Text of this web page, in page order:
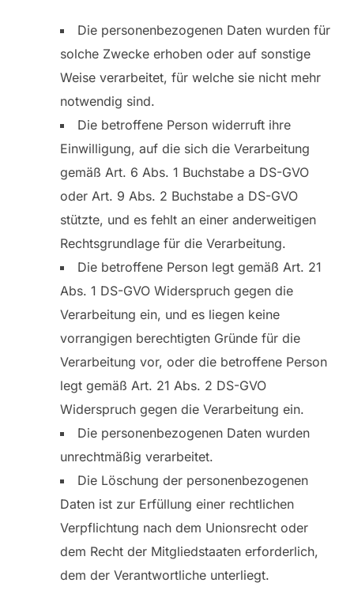
Die personenbezogenen Daten wurden für
solche Zwecke erhoben oder auf sonstige
Weise verarbeitet, für welche sie nicht mehr
notwendig sind.
Die betroffene Person widerruft ihre
Einwilligung, auf die sich die Verarbeitung
gemäß Art. 6 Abs. 1 Buchstabe a DS-GVO
oder Art. 9 Abs. 2 Buchstabe a DS-GVO
stützte, und es fehlt an einer anderweitigen
Rechtsgrundlage für die Verarbeitung.
Die betroffene Person legt gemäß Art. 21
Abs. 1 DS-GVO Widerspruch gegen die
Verarbeitung ein, und es liegen keine
vorrangigen berechtigten Gründe für die
Verarbeitung vor, oder die betroffene Person
legt gemäß Art. 21 Abs. 2 DS-GVO
Widerspruch gegen die Verarbeitung ein.
Die personenbezogenen Daten wurden
unrechtmäßig verarbeitet.
Die Löschung der personenbezogenen
Daten ist zur Erfüllung einer rechtlichen
Verpflichtung nach dem Unionsrecht oder
dem Recht der Mitgliedstaaten erforderlich,
dem der Verantwortliche unterliegt.